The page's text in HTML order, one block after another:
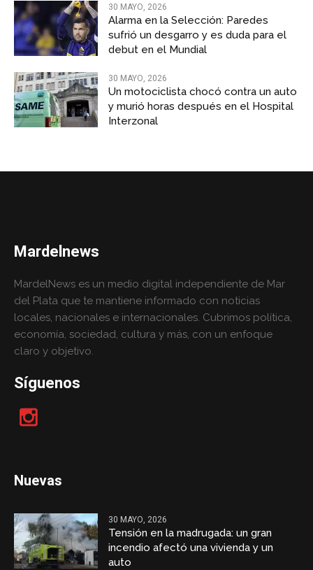
30 MAYO, 2026
Alarma en la Selección: Paredes
sufrió un desgarro y es duda para el
debut en el Mundial
30 MAYO, 2026
Un motociclista chocó contra un auto
y murió horas después en el Hospital
Interzonal
Mardelnews
MardelNews es un medio digital independiente de Mar
del Plata que te mantiene informado con noticias
locales, nacionales e internacionales. Cubrimos política,
economía, sociedad, cultura y más, con un enfoque
claro y objetivo.
Síguenos
Nuevas
30 MAYO, 2026
Tensión en la madrugada: un gran
incendio afectó una vivienda y un
auto